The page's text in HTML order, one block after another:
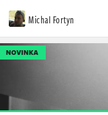
Michal Fortyn
NOVINKA